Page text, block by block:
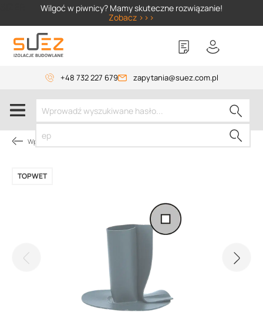
Wilgoć w piwnicy? Mamy skuteczne rozwiązanie!
Zobacz >>>
+48 732 227 679 zapytania@suez.com.pl
Wpusty i akcesoria
TOPWET